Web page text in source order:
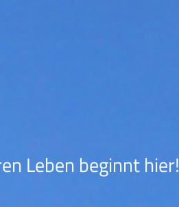
Leben beginnt hier!